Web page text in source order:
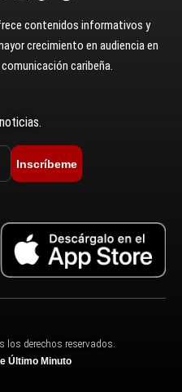
contenidos informativos y
crecimiento en audiencia en
caribeña.
Inscríbeme
los derechos reservados.
Último Minuto